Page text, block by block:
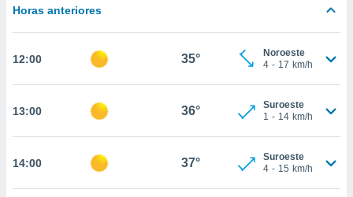
permite
seguir
coste.
botón
a la
todas
Horas anteriores
12:00 35°
Noroeste
4 - 17 km/h
13:00 36°
Suroeste
1 - 14 km/h
14:00 37°
Suroeste
4 - 15 km/h